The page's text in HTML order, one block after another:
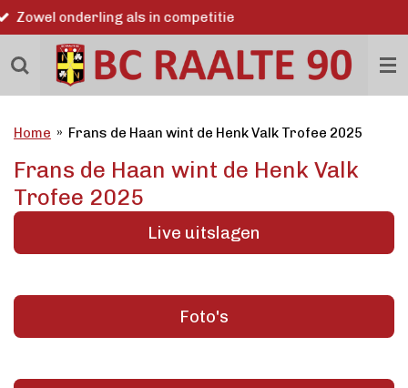
Ga
direct
naar
hoofdinhoud
Word ook lid
Home » Frans de Haan wint de Henk Valk Trofee 2025
Frans de Haan wint de Henk Valk
Trofee 2025
Live uitslagen
Foto's